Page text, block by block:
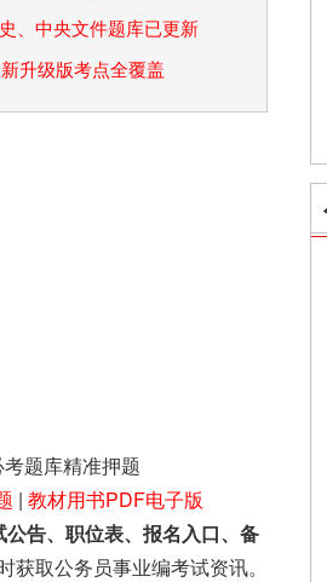
、中央文件题库已更新
升级版考点全覆盖
题库精准押题
| 教材用书PDF电子版
告、职位表、报名入口、备
获取公务员事业编考试资讯。